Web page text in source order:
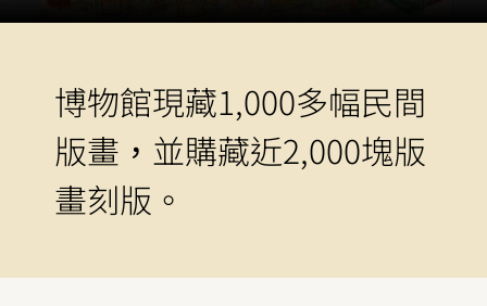
博物館現藏1,000多幅民間
版畫，並購藏近2,000塊版
畫刻版。